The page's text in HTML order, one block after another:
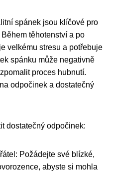
spánek jsou klíčové pro
těhotenství a po
velkému stresu a potřebuje
spánku může negativně
proces hubnutí.
odpočinek a dostatečný
dostatečný odpočinek:
Požádejte své blízké,
abyste si mohla